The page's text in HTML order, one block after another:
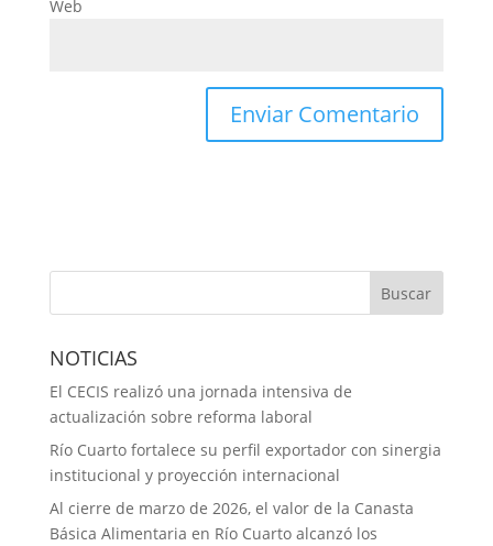
Web
NOTICIAS
El CECIS realizó una jornada intensiva de
actualización sobre reforma laboral
Río Cuarto fortalece su perfil exportador con sinergia
institucional y proyección internacional
Al cierre de marzo de 2026, el valor de la Canasta
Básica Alimentaria en Río Cuarto alcanzó los